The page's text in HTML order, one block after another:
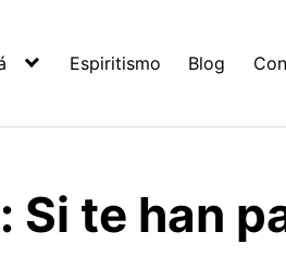
Espiritismo Blog
Si te han